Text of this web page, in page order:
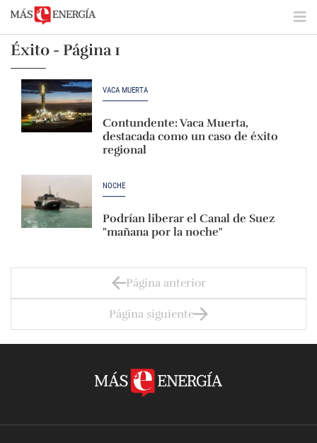
Éxito - Página 1
VACA MUERTA
Contundente: Vaca Muerta,
destacada como un caso de éxito
regional
NOCHE
Podrían liberar el Canal de Suez
"mañana por la noche"
Página anterior
Página siguiente